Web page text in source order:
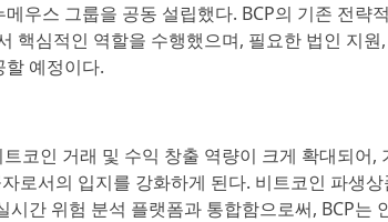
우스 그룹을 공동 설립했다. BCP의 기존 전략
핵심적인 역할을 수행했으며, 필요한 법인 지원
예정이다.
코인 거래 및 수익 창출 역량이 크게 확대되어,
로서의 입지를 강화하게 된다. 비트코인 파생
시간 위험 분석 플랫폼과 통합함으로써, BCP는